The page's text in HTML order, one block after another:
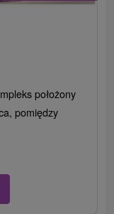
położony
pomiędzy